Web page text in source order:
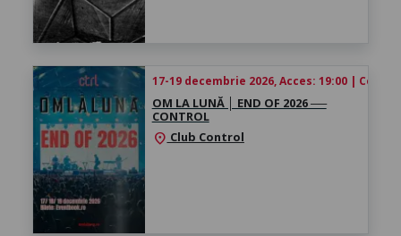
17-19 decembrie 2026, Acces: 19:00 |
OM LA LUNĂ │ ​END OF 2026 ──
CONTROL
location_on Club Control